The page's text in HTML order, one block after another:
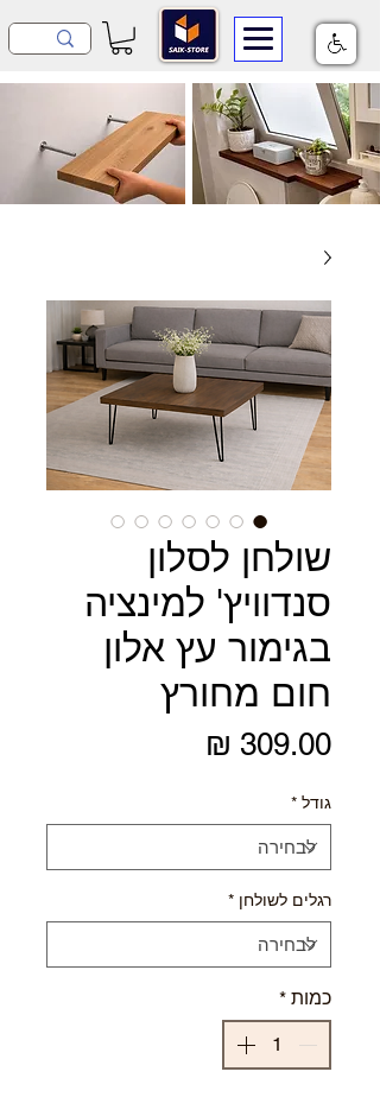
שולחן לסלון
סנדוויץ' למינציה
בגימור עץ אלון
חום מחורץ
גודל *
רגלים לשולחן *
כמות *